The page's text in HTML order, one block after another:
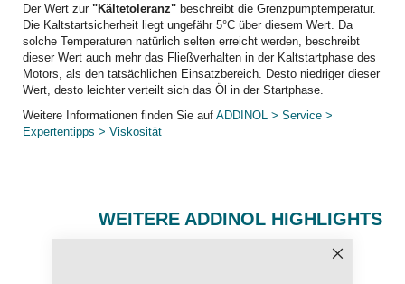
Der Wert zur "Kältetoleranz" beschreibt die Grenzpumptemperatur.
Die Kaltstartsicherheit liegt ungefähr 5°C über diesem Wert. Da
solche Temperaturen natürlich selten erreicht werden, beschreibt
dieser Wert auch mehr das Fließverhalten in der Kaltstartphase des
Motors, als den tatsächlichen Einsatzbereich. Desto niedriger dieser
Wert, desto leichter verteilt sich das Öl in der Startphase.
Weitere Informationen finden Sie auf ADDINOL > Service >
Expertentipps > Viskosität
WEITERE ADDINOL HIGHLIGHTS